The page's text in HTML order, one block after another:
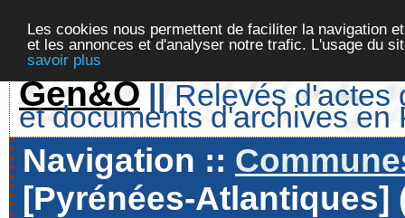
Les cookies nous permettent de faciliter la navigation
et les annonces et d'analyser notre trafic. L'usage du
savoir plus
Gen&O || Relevés d'actes
et documents d'archives en
Navigation ::
[Pyrénées-Atlantiques]